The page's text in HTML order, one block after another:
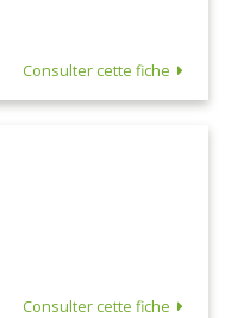
Consulter cette fiche
Consulter cette fiche